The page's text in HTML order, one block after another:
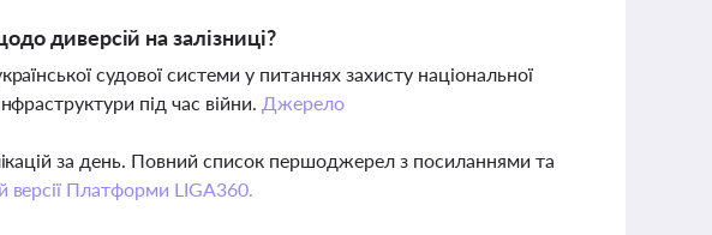
диверсій на залізниці?
судової системи у питаннях захисту національної
під час війни. Джерело
за день. Повний список першоджерел з посиланнями та
версії Платформи LIGA360.